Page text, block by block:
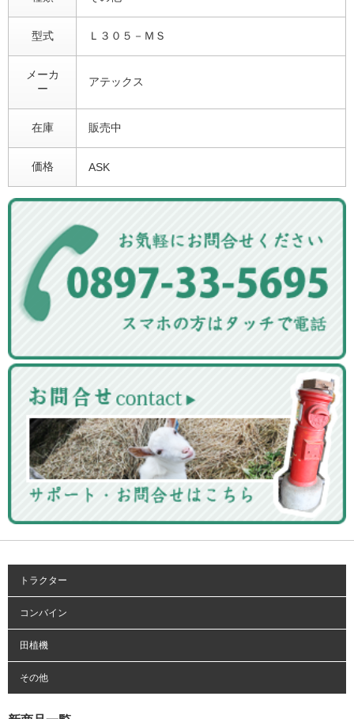
型式 Ｌ３０５－ＭＳ
メーカ
ー
アテックス
在庫 販売中
価格 ASK
トラクター
コンバイン
田植機
その他